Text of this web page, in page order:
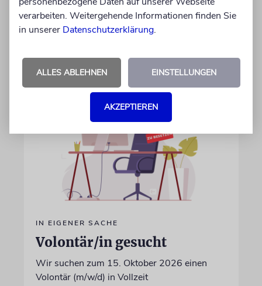
Netanjahu deutet Trump an, dass die
Differenzen nicht überwunden sind
28.07.2026
IN EIGENER SACHE
Volontär/in gesucht
Wir suchen zum 15. Oktober 2026 einen
Volontär (m/w/d) in Vollzeit
verarbeiten. Weitergehende Informationen finden Sie
in unserer Datenschutzerklärung.
ALLES ABLEHNEN EINSTELLUNGEN
AKZEPTIEREN